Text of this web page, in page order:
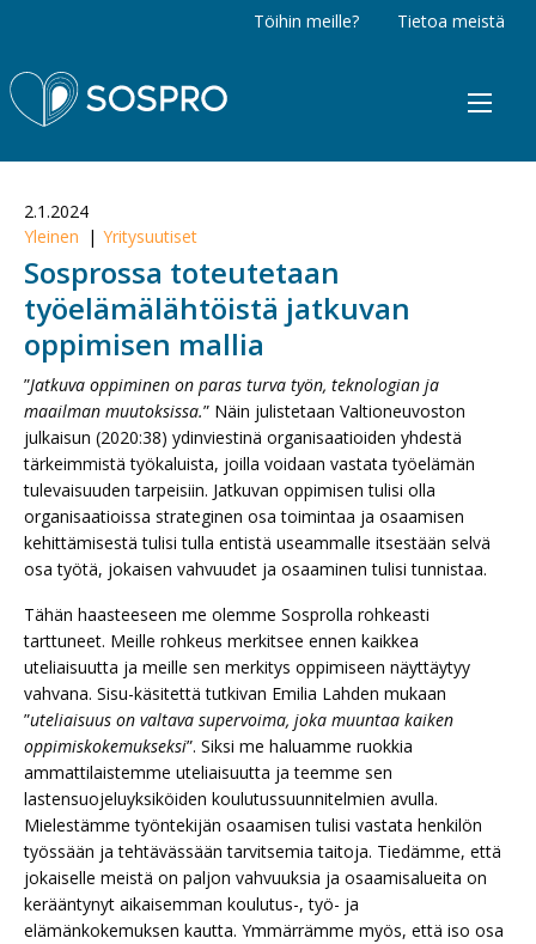
Tietoa meistä
Töihin meille?
Sospro
2.1.2024
Yleinen
Yritysuutiset
Sosprossa toteutetaan
työelämälähtöistä jatkuvan
oppimisen mallia
”Jatkuva oppiminen on paras turva työn, teknologian ja
maailman muutoksissa.” Näin julistetaan Valtioneuvoston
julkaisun (2020:38) ydinviestinä organisaatioiden yhdestä
tärkeimmistä työkaluista, joilla voidaan vastata työelämän
tulevaisuuden tarpeisiin. Jatkuvan oppimisen tulisi olla
organisaatioissa strateginen osa toimintaa ja osaamisen
kehittämisestä tulisi tulla entistä useammalle itsestään selvä
osa työtä, jokaisen vahvuudet ja osaaminen tulisi tunnistaa.
Tähän haasteeseen me olemme Sosprolla rohkeasti
tarttuneet. Meille rohkeus merkitsee ennen kaikkea
uteliaisuutta ja meille sen merkitys oppimiseen näyttäytyy
vahvana. Sisu-käsitettä tutkivan Emilia Lahden mukaan
”uteliaisuus on valtava supervoima, joka muuntaa kaiken
oppimiskokemukseksi”. Siksi me haluamme ruokkia
ammattilaistemme uteliaisuutta ja teemme sen
lastensuojeluyksiköiden koulutussuunnitelmien avulla.
Mielestämme työntekijän osaamisen tulisi vastata henkilön
työssään ja tehtävässään tarvitsemia taitoja. Tiedämme, että
jokaiselle meistä on paljon vahvuuksia ja osaamisalueita on
kerääntynyt aikaisemman koulutus-, työ- ja
elämänkokemuksen kautta. Ymmärrämme myös, että iso osa